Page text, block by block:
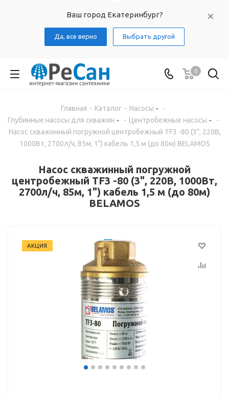
Ваш город Екатеринбург?
Да, все верно Выбрать другой
0
Главная - Каталог - Насосы
-
Глубинные насосы для скважин
- Центробежные насосы
-
Насос скважинный погружной центробежный TF3 -80 (3", 220В,
1000Вт, 2700л/ч, 85м, 1") кабель 1,5 м (до 80м) BELAMOS
Насос скважинный погружной
центробежный TF3 -80 (3", 220В, 1000Вт,
2700л/ч, 85м, 1") кабель 1,5 м (до 80м)
BELAMOS
АКЦИЯ